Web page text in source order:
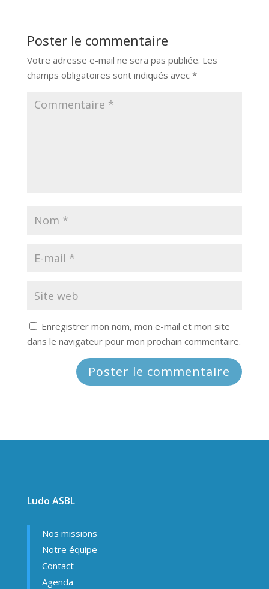
Poster le commentaire
Votre adresse e-mail ne sera pas publiée. Les
champs obligatoires sont indiqués avec *
Enregistrer mon nom, mon e-mail et mon site
dans le navigateur pour mon prochain commentaire.
Ludo ASBL
Nos missions
Notre équipe
Contact
Agenda